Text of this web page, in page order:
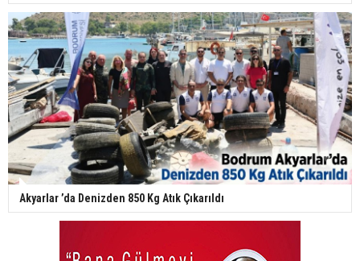
Akyarlar ’da Denizden 850 Kg Atık Çıkarıldı